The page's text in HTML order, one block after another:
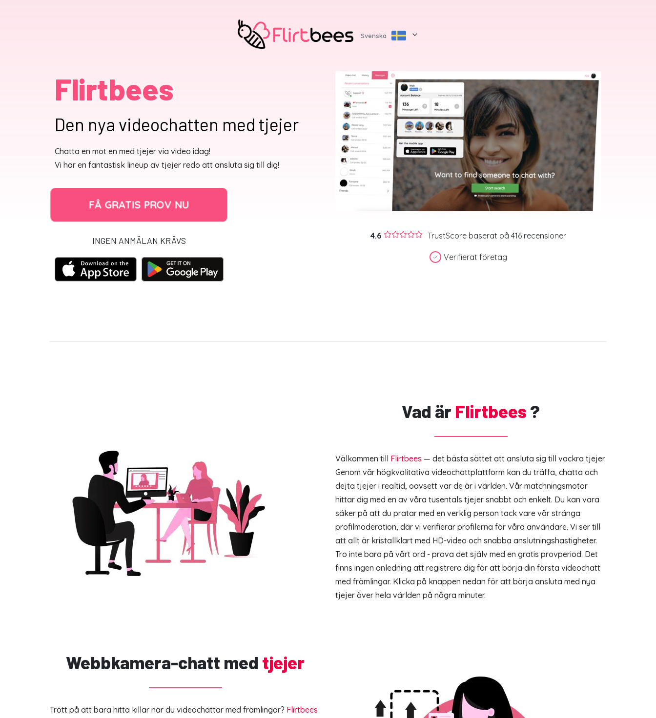
Svenska
Flirtbees
Den nya videochatten med tjejer
Chatta en mot en med tjejer via video idag!
Vi har en fantastisk lineup av tjejer redo att ansluta sig till dig!
FÅ GRATIS PROV NU
INGEN ANMÄLAN KRÄVS 4.6 TrustScore baserat på 416 recensioner
Verifierat företag
Vad är Flirtbees ?
Välkommen till Flirtbees — det bästa sättet att ansluta sig till vackra tjejer.
Genom vår högkvalitativa videochattplattform kan du träffa, chatta och
dejta tjejer i realtid, oavsett var de är i världen. Vår matchningsmotor
hittar dig med en av våra tusentals tjejer snabbt och enkelt. Du kan vara
säker på att du pratar med en verklig person tack vare vår stränga
profilmoderation, där vi verifierar profilerna för våra användare. Vi ser till
att allt är kristallklart med HD-video och snabba anslutningshastigheter.
Tro inte bara på vårt ord - prova det själv med en gratis provperiod. Det
finns ingen anledning att registrera dig för att börja din första videochatt
med främlingar. Klicka på knappen nedan för att börja ansluta med nya
tjejer över hela världen på några minuter.
Webbkamera-chatt med tjejer
Trött på att bara hitta killar när du videochattar med främlingar? Flirtbees